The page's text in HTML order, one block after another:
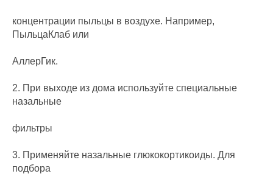
концентрации пыльцы в воздухе. Например,
ПыльцаКлаб или
АллерГик.
2. При выходе из дома используйте специальные
назальные
фильтры
3. Применяйте назальные глюкокортикоиды. Для
подбора